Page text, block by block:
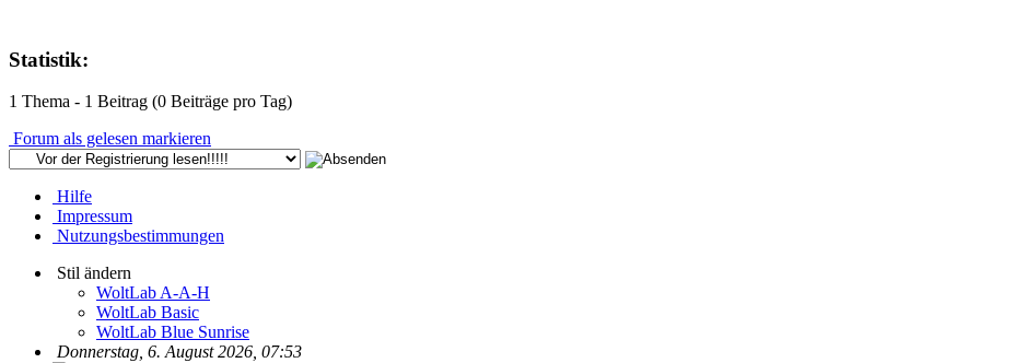
Statistik:
1 Thema - 1 Beitrag (0 Beiträge pro Tag)
Forum als gelesen markieren
Hilfe
Impressum
Nutzungsbestimmungen
Stil ändern
WoltLab A-A-H
WoltLab Basic
WoltLab Blue Sunrise
Donnerstag, 6. August 2026, 07:53